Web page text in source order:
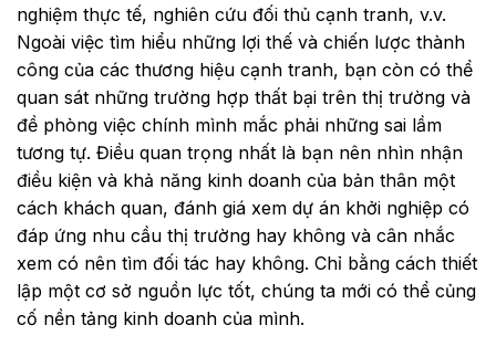
nghiệm thực tế, nghiên cứu đối thủ cạnh tranh, v.v.
Ngoài việc tìm hiểu những lợi thế và chiến lược thành
công của các thương hiệu cạnh tranh, bạn còn có thể
quan sát những trường hợp thất bại trên thị trường và
đề phòng việc chính mình mắc phải những sai lầm
tương tự. Điều quan trọng nhất là bạn nên nhìn nhận
điều kiện và khả năng kinh doanh của bản thân một
cách khách quan, đánh giá xem dự án khởi nghiệp có
đáp ứng nhu cầu thị trường hay không và cân nhắc
xem có nên tìm đối tác hay không. Chỉ bằng cách thiết
lập một cơ sở nguồn lực tốt, chúng ta mới có thể củng
cố nền tảng kinh doanh của mình.